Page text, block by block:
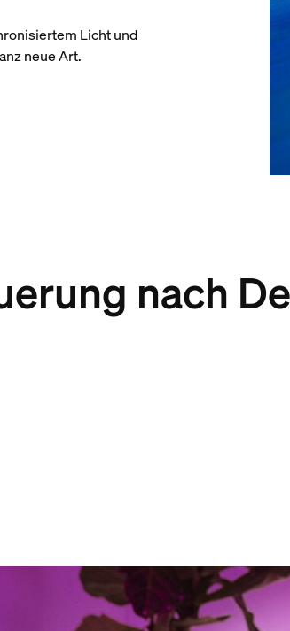
Licht und
neue Art.
nach